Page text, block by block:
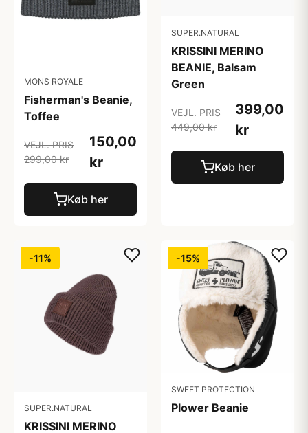
MONS ROYALE
Fisherman's Beanie,
Toffee
VEJL. PRIS
299,00 kr
150,00
kr
Køb her
SUPER.NATURAL
KRISSINI MERINO
BEANIE, Balsam
Green
VEJL. PRIS
449,00 kr
399,00
kr
Køb her
-11%
SUPER.NATURAL
KRISSINI MERINO
-15%
SWEET PROTECTION
Plower Beanie